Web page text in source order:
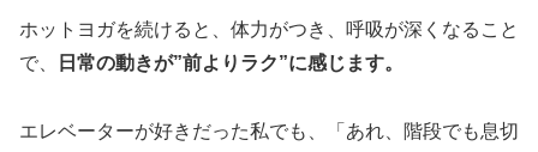
ホットヨガを続けると、体力がつき、呼吸が深くなること
で、
日常の動きが”前よりラク”に感じます。
エレベーターが好きだった私でも、「あれ、階段でも息切